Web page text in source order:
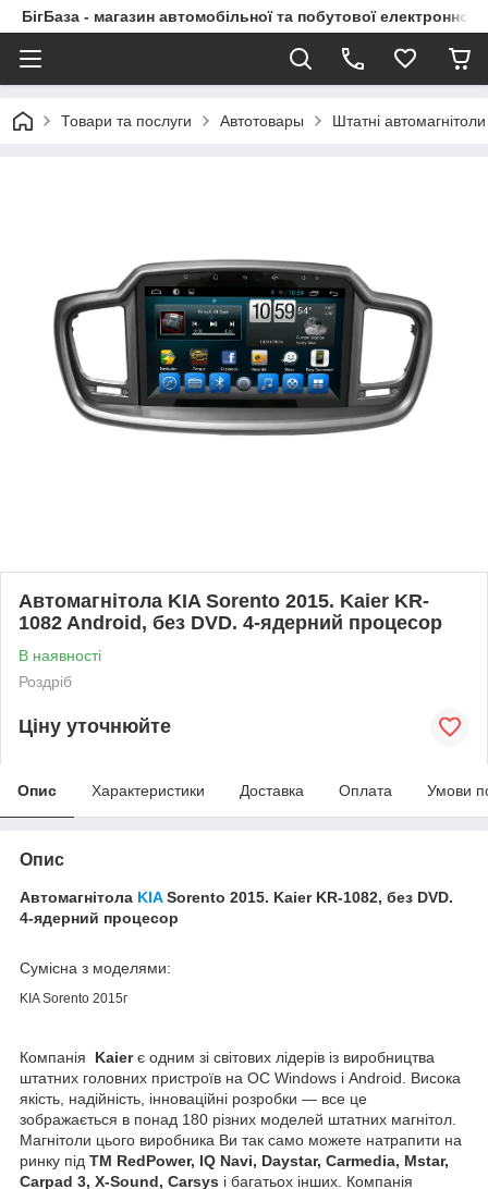
БігБаза - магазин автомобільної та побутової електронної
Товари та послуги Автотовары Штатні автомагнітоли
Автомагнітола KIA Sorento 2015. Kaier KR-
1082 Android, без DVD. 4-ядерний процесор
В наявності
Роздріб
Ціну уточнюйте
Опис Характеристики Доставка Оплата Умови
Опис
Автомагнітола KIASorento 2015. Kaier KR-1082, без DVD.
4-ядерний процесор
Сумісна з моделями:
KIA Sorento 2015г
Компанія Kaierє одним зі світових лідерів із виробництва
штатних головних пристроїв на ОС Windows і Android. Висока
якість, надійність, інноваційні розробки — все це
зображається в понад 180 різних моделей штатних магнітол.
Магнітоли цього виробника Ви так само можете натрапити на
ринку під ТМ RedPower, IQ Navi, Daystar, Carmedia, Mstar,
Carpad 3, X-Sound, Carsys і багатьох інших. Компанія